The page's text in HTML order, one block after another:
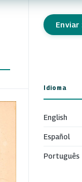
Enviar
Idioma
English
Español
Português